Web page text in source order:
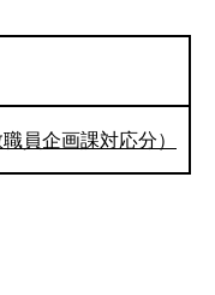
員企画課対応分）